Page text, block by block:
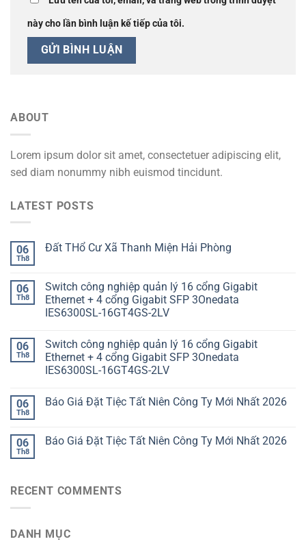
này cho lần bình luận kế tiếp của tôi.
ABOUT
Lorem ipsum dolor sit amet, consectetuer adipiscing elit,
sed diam nonummy nibh euismod tincidunt.
LATEST POSTS
06
Th8
Đất THổ Cư Xã Thanh Miện Hải Phòng
06
Th8
Switch công nghiệp quản lý 16 cổng Gigabit
Ethernet + 4 cổng Gigabit SFP 3Onedata
IES6300SL-16GT4GS-2LV
06
Th8
Switch công nghiệp quản lý 16 cổng Gigabit
Ethernet + 4 cổng Gigabit SFP 3Onedata
IES6300SL-16GT4GS-2LV
06
Th8
Báo Giá Đặt Tiệc Tất Niên Công Ty Mới Nhất 2026
06
Th8
Báo Giá Đặt Tiệc Tất Niên Công Ty Mới Nhất 2026
RECENT COMMENTS
DANH MỤC